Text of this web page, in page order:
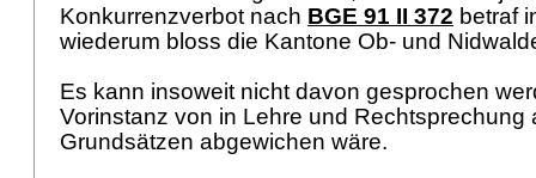
Konkurrenzverbot nach BGE 91 II 372 betraf
wiederum bloss die Kantone Ob- und
Es kann insoweit nicht davon gesprochen
Vorinstanz von in Lehre und Rechtsprechung
Grundsätzen abgewichen wäre.